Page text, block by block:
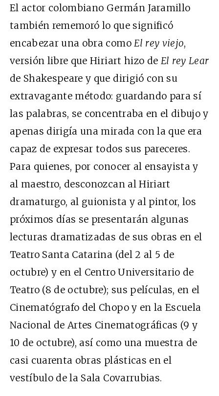
El actor colombiano Germán Jaramillo
también rememoró lo que significó
encabezar una obra comoEl rey viejo,
versión libre que Hiriart hizo de El rey Lear
de Shakespeare y que dirigió con su
extravagante método: guardando para sí
las palabras, se concentraba en el dibujo y
apenas dirigía una mirada con la que era
capaz de expresar todos sus pareceres.
Para quienes, por conocer al ensayista y
al maestro, desconozcan al Hiriart
dramaturgo, al guionista y al pintor, los
próximos días se presentarán algunas
lecturas dramatizadas de sus obras en el
Teatro Santa Catarina (del 2 al 5 de
octubre) y en el Centro Universitario de
Teatro (8 de octubre); sus películas, en el
Cinematógrafo del Chopo y en la Escuela
Nacional de Artes Cinematográficas (9 y
10 de octubre), así como una muestra de
casi cuarenta obras plásticas en el
vestíbulo de la Sala Covarrubias.